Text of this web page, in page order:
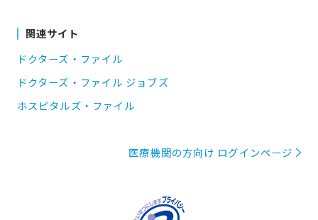
関連サイト
ドクターズ・ファイル
ドクターズ・ファイル ジョブズ
ホスピタルズ・ファイル
医療機関の方向け ログインページ